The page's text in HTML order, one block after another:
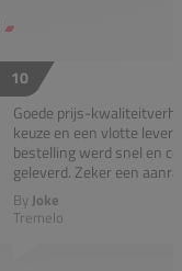
10
Goede prijs-
keuze en een vlotte
bestelling werd snel en
geleverd. Zeker een
By Joke
Tremelo